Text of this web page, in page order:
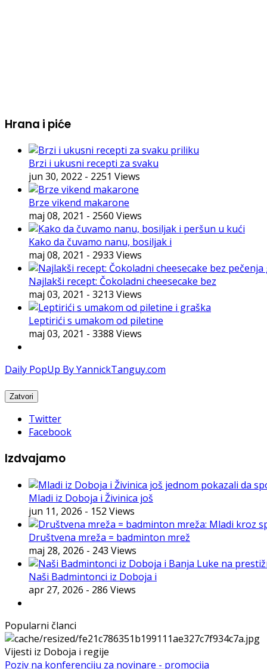
Hrana i piće
Brzi i ukusni recepti za svaku
jun 30, 2022 - 2251 Views
Brze vikend makarone
maj 08, 2021 - 2560 Views
Kako da čuvamo nanu, bosiljak i
maj 08, 2021 - 2933 Views
Najlakši recept: Čokoladni cheesecake bez
maj 03, 2021 - 3213 Views
Leptirići s umakom od piletine
maj 03, 2021 - 3388 Views
Daily PopUp By YannickTanguy.com
Twitter
Facebook
Izdvajamo
Mladi iz Doboja i Živinica još
jun 11, 2026 - 152 Views
Društvena mreža = badminton mrež
maj 28, 2026 - 243 Views
Naši Badmintonci iz Doboja i
apr 27, 2026 - 286 Views
Popularni članci
Vijesti iz Doboja i regije
Poziv na konferenciju za novinare - promocija